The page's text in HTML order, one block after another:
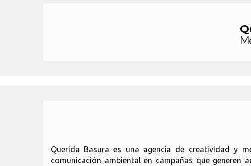
Querida Basura es una agencia de creatividad y
comunicación ambiental en campañas que